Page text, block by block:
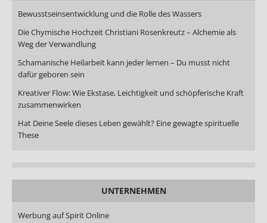
Bewusstseinsentwicklung und die Rolle des Wassers
Die Chymische Hochzeit Christiani Rosenkreutz – Alchemie als
Weg der Verwandlung
Schamanische Heilarbeit kann jeder lernen – Du musst nicht
dafür geboren sein
Kreativer Flow: Wie Ekstase, Leichtigkeit und schöpferische Kraft
zusammenwirken
Hat Deine Seele dieses Leben gewählt? Eine gewagte spirituelle
These
UNTERNEHMEN
Werbung auf Spirit Online